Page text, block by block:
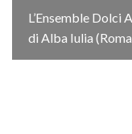
L’Ensemble Dolci
di Alba Iulia